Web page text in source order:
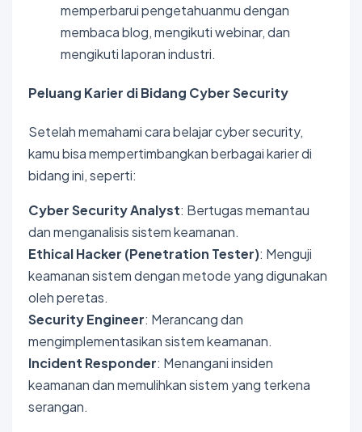
memperbarui pengetahuanmu dengan
membaca blog, mengikuti webinar, dan
mengikuti laporan industri.
Peluang Karier di Bidang Cyber Security
Setelah memahami cara belajar cyber security,
kamu bisa mempertimbangkan berbagai karier di
bidang ini, seperti:
Cyber Security Analyst: Bertugas memantau
dan menganalisis sistem keamanan.
Ethical Hacker (Penetration Tester): Menguji
keamanan sistem dengan metode yang digunakan
oleh peretas.
Security Engineer: Merancang dan
mengimplementasikan sistem keamanan.
Incident Responder: Menangani insiden
keamanan dan memulihkan sistem yang terkena
serangan.